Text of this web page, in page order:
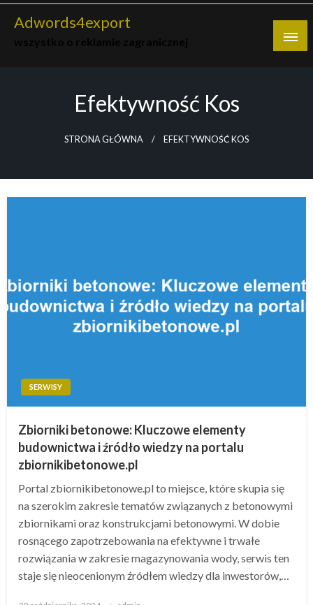
Skip
Adwords4export
Efektywność Kos
STRONA GŁÓWNA EFEKTYWNOŚĆ KOS
SERWISY
Zbiorniki betonowe: Kluczowe elementy
budownictwa i źródło wiedzy na portalu
zbiornikibetonowe.pl
Portal zbiornikibetonowe.pl to miejsce, które skupia się
na szerokim zakresie tematów związanych z betonowymi
zbiornikami oraz konstrukcjami betonowymi. W dobie
rosnącego zapotrzebowania na efektywne i trwałe
rozwiązania w zakresie magazynowania wody, serwis ten
staje się nieocenionym źródłem wiedzy dla inwestorów,…
Opublikowane